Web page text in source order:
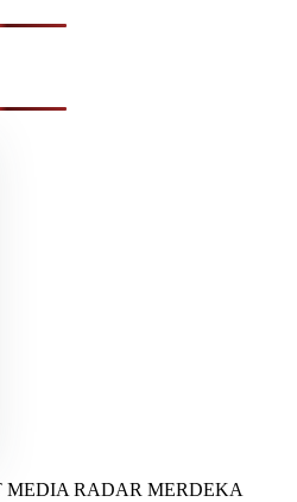
MEDIA RADAR MERDEKA